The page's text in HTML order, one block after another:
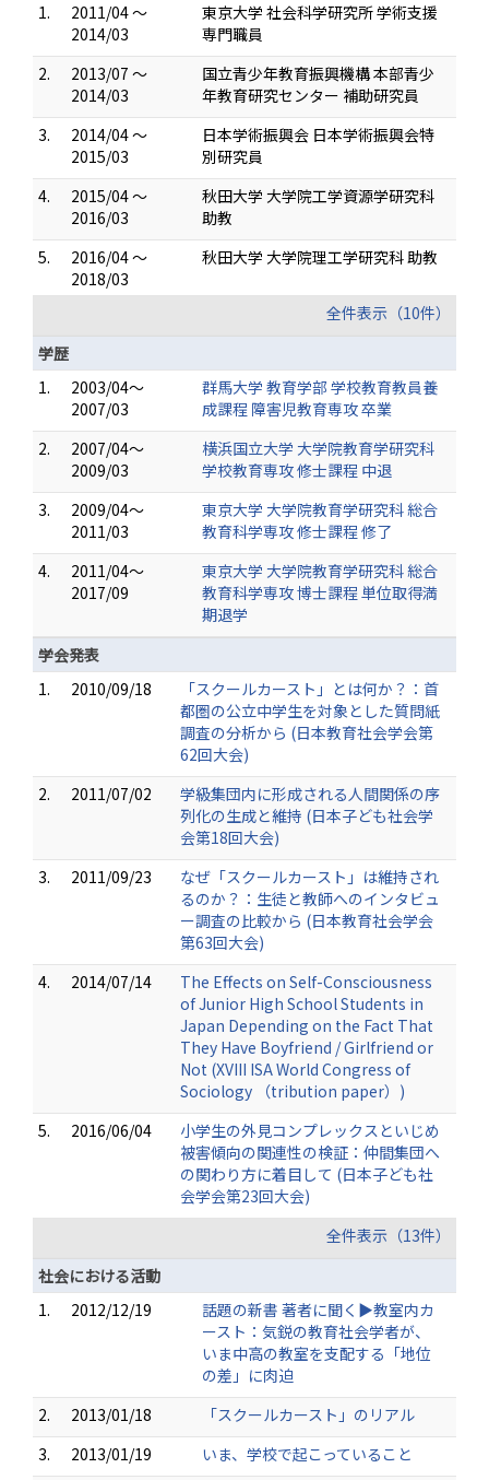
1.
2011/04 ～
2014/03
東京大学 社会科学研究所 学術支援
専門職員
2.
2013/07 ～
2014/03
国立青少年教育振興機構 本部青少
年教育研究センター 補助研究員
3.
2014/04 ～
2015/03
日本学術振興会 日本学術振興会特
別研究員
4.
2015/04 ～
2016/03
秋田大学 大学院工学資源学研究科
助教
5.
2016/04 ～
2018/03
秋田大学 大学院理工学研究科 助教
全件表示（10件）
学歴
1.
2003/04～
2007/03
群馬大学 教育学部 学校教育教員養
成課程 障害児教育専攻 卒業
2.
2007/04～
2009/03
横浜国立大学 大学院教育学研究科
学校教育専攻 修士課程 中退
3.
2009/04～
2011/03
東京大学 大学院教育学研究科 総合
教育科学専攻 修士課程 修了
4.
2011/04～
2017/09
東京大学 大学院教育学研究科 総合
教育科学専攻 博士課程 単位取得満
期退学
学会発表
1.
2010/09/18
「スクールカースト」とは何か？：首
都圏の公立中学生を対象とした質問紙
調査の分析から (日本教育社会学会第
62回大会)
2.
2011/07/02
学級集団内に形成される人間関係の序
列化の生成と維持 (日本子ども社会学
会第18回大会)
3.
2011/09/23
なぜ「スクールカースト」は維持され
るのか？：生徒と教師へのインタビュ
ー調査の比較から (日本教育社会学会
第63回大会)
4.
2014/07/14
The Effects on Self-Consciousness
of Junior High School Students in
Japan Depending on the Fact That
They Have Boyfriend / Girlfriend or
Not (XVIII ISA World Congress of
Sociology （tribution paper）)
5.
2016/06/04
小学生の外見コンプレックスといじめ
被害傾向の関連性の検証：仲間集団へ
の関わり方に着目して (日本子ども社
会学会第23回大会)
全件表示（13件）
社会における活動
1.
2012/12/19
話題の新書 著者に聞く▶教室内カ
ースト：気鋭の教育社会学者が、
いま中高の教室を支配する「地位
の差」に肉迫
2.
2013/01/18
「スクールカースト」のリアル
3.
2013/01/19
いま、学校で起こっていること